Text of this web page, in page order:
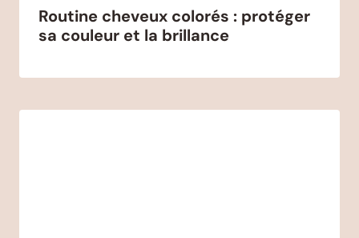
Routine cheveux colorés : protéger
sa couleur et la brillance